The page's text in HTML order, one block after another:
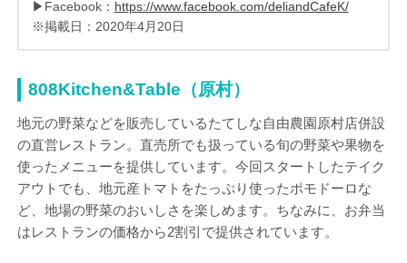
▶Facebook： https://www.facebook.com/deliandCafeK/
※掲載日：2020年4月20日
808Kitchen&Table（原村）
地元の野菜などを販売しているたてしな自由農園原村店併設
の直営レストラン。直売所でも扱っている旬の野菜や果物を
使ったメニューを提供しています。今回スタートしたテイク
アウトでも、地元産トマトをたっぷり使ったポモドーロな
ど、地場の野菜のおいしさを楽しめます。ちなみに、お弁当
はレストランの価格から2割引で提供されています。